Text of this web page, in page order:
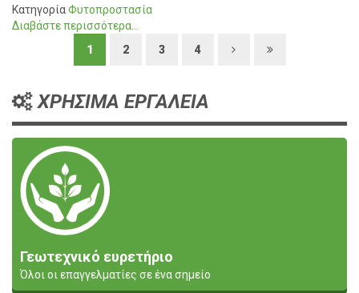
ΚατηγορίαΦυτοπροστασία
Διαβάστε περισσότερα...
1
2 3 4
ΧΡΗΣΙΜΑ ΕΡΓΑΛΕΙΑ
Γεωτεχνικό ευρετήριο
Όλοι οι επαγγελματίες σε ένα σημείο